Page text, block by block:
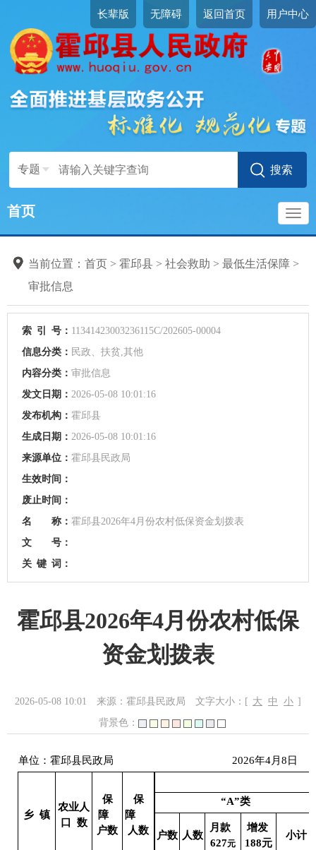
长辈版 无障碍 返回首页 用户中心
专题
首页
当前位置： 首页 > 霍邱县 > 社会救助 > 最低生活保障 >
审批信息
索 引 号： 11341423003236115C/202605-00004
信息分类： 民政、扶贫,其他
内容分类： 审批信息
发文日期： 2026-05-08 10:01:16
发布机构： 霍邱县
生成日期： 2026-05-08 10:01:16
来源单位： 霍邱县民政局
生效时间：
废止时间：
名 称： 霍邱县2026年4月份农村低保资金划拨表
文 号：
关 键 词：
霍邱县2026年4月份农村低保
资金划拨表
2026-05-08 10:01 来源：霍邱县民政局 文字大小：[ 大 中 小 ]
背景色：
单位：霍邱县民政局 2026年4月8日
乡 镇
农业人
口 数
保
障
户数
保
障
人数
“A”类
户数 人数
月款
627元
增发
188元
小计